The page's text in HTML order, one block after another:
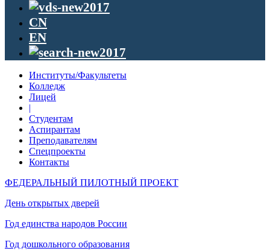
CN
EN
Институты/Факультеты
Колледж
Лицей
|
Студентам
Аспирантам
Преподавателям
Спецпроекты
Контакты
ФЕДЕРАЛЬНЫЙ ПИЛОТНЫЙ ПРОЕКТ
День открытых дверей
Год единства народов России
Год дошкольного образования